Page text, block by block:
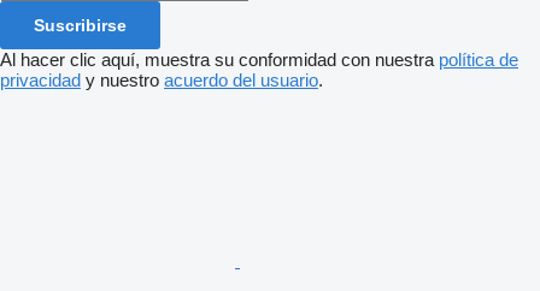
Suscribirse
Al hacer clic aquí, muestra su conformidad con nuestra política de
privacidad y nuestro acuerdo del usuario.